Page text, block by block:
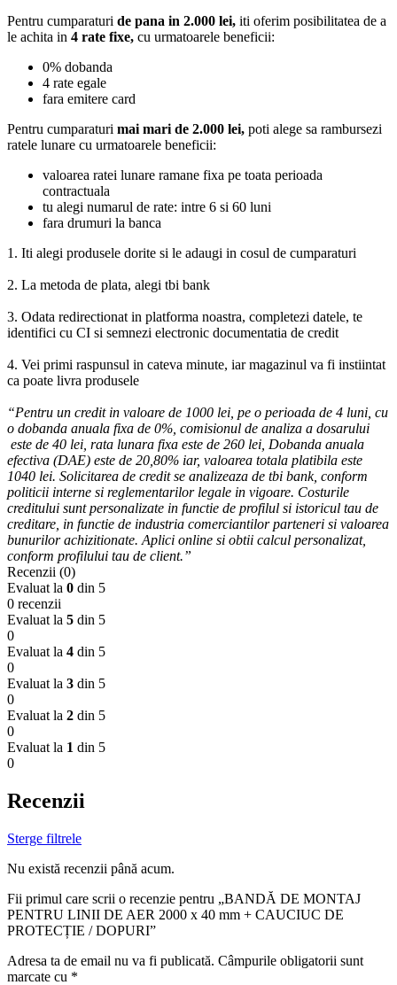
Pentru cumparaturi de pana in 2.000 lei, iti oferim posibilitatea de a
le achita in 4 rate fixe, cu urmatoarele beneficii:
0% dobanda
4 rate egale
fara emitere card
Pentru cumparaturi mai mari de 2.000 lei, poti alege sa rambursezi
ratele lunare cu urmatoarele beneficii:
valoarea ratei lunare ramane fixa pe toata perioada
contractuala
tu alegi numarul de rate: intre 6 si 60 luni
fara drumuri la banca
1. Iti alegi produsele dorite si le adaugi in cosul de cumparaturi
2. La metoda de plata, alegi tbi bank
3. Odata redirectionat in platforma noastra, completezi datele, te
identifici cu CI si semnezi electronic documentatia de credit
4. Vei primi raspunsul in cateva minute, iar magazinul va fi instiintat
ca poate livra produsele
“Pentru un credit in valoare de 1000 lei, pe o perioada de 4 luni, cu
o dobanda anuala fixa de 0%, comisionul de analiza a dosarului
este de 40 lei, rata lunara fixa este de 260 lei, Dobanda anuala
efectiva (DAE) este de 20,80% iar, valoarea totala platibila este
1040 lei. Solicitarea de credit se analizeaza de tbi bank, conform
politicii interne si reglementarilor legale in vigoare. Costurile
creditului sunt personalizate in functie de profilul si istoricul tau de
creditare, in functie de industria comerciantilor parteneri si valoarea
bunurilor achizitionate. Aplici online si obtii calcul personalizat,
conform profilului tau de client.”
Recenzii (0)
Evaluat la 0 din 5
0 recenzii
Evaluat la 5 din 5
0
Evaluat la 4 din 5
0
Evaluat la 3 din 5
0
Evaluat la 2 din 5
0
Evaluat la 1 din 5
0
Recenzii
Sterge filtrele
Nu există recenzii până acum.
Fii primul care scrii o recenzie pentru „BANDĂ DE MONTAJ
PENTRU LINII DE AER 2000 x 40 mm + CAUCIUC DE
PROTECȚIE / DOPURI”
Adresa ta de email nu va fi publicată. Câmpurile obligatorii sunt
marcate cu *